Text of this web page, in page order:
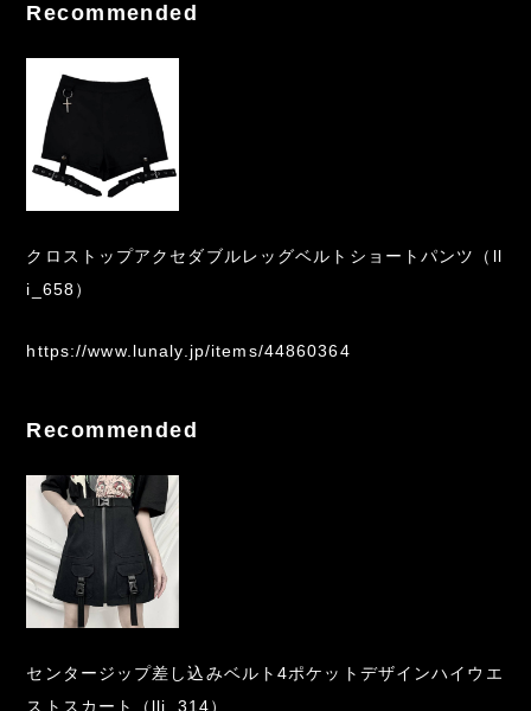
Recommended
クロストップアクセダブルレッグベルトショートパンツ（ll
i_658）
https://www.lunaly.jp/items/44860364
Recommended
センタージップ差し込みベルト4ポケットデザインハイウエ
ストスカート（lli_314）